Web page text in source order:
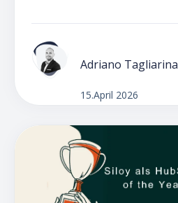
Adriano Tagliarina
15.April 2026